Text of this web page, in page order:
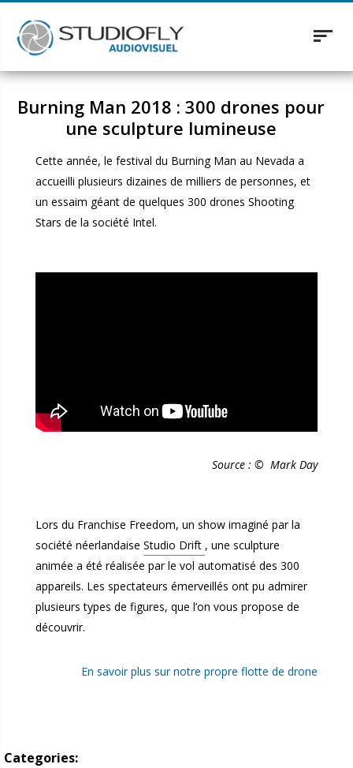
Burning Man 2018 : 300 drones pour
une sculpture lumineuse
Cette année, le festival du Burning Man au Nevada a
accueilli plusieurs dizaines de milliers de personnes, et
un essaim géant de quelques 300 drones Shooting
Stars de la société Intel.
Source : © Mark Day
Lors du Franchise Freedom, un show imaginé par la
société néerlandaise Studio Drift , une sculpture
animée a été réalisée par le vol automatisé des 300
appareils. Les spectateurs émerveillés ont pu admirer
plusieurs types de figures, que l’on vous propose de
découvrir.
En savoir plus sur notre propre flotte de drone
Categories: